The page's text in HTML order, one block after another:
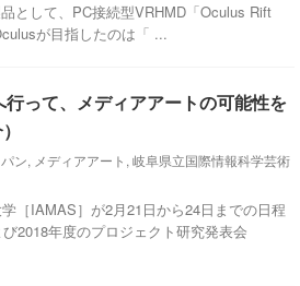
として、PC接続型VRHMD「Oculus Rift
が目指したのは「 ...
って、メディアアートの可能性を
ン, メディアアート , 岐阜県立国際情報科学芸術
［IAMAS］が2月21日から24日までの日程
2018年度のプロジェクト研究発表会